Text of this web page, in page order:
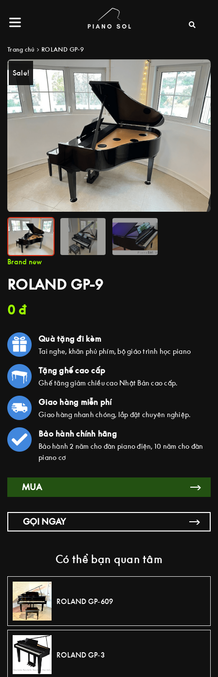
Trang chủ ROLAND GP-9
Sale!
Brand new
ROLAND GP-9
0 đ
Quà tặng đi kèm
Tai nghe, khăn phủ phím, bộ giáo trình học piano
Tặng ghế cao cấp
Ghế tăng giảm chiều cao Nhật Bản cao cấp.
Giao hàng miễn phí
Giao hàng nhanh chóng, lắp đặt chuyên nghiệp.
Bảo hành chính hãng
Bảo hành 2 năm cho đàn piano điện, 10 năm cho đàn
piano cơ
MUA
GỌI NGAY
Có thể bạn quan tâm
ROLAND GP-609
ROLAND GP-3